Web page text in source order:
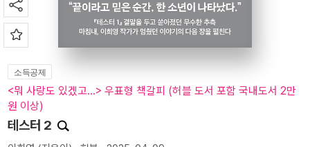
소득공제
<뭐 사랑도 있겠고...> 우표형 책갈피 (허블 도서 포함 국내도서 2만
원 이상)
테스터 2